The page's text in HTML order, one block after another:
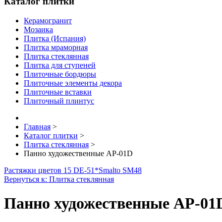
Керамогранит
Мозаика
Плитка (Испания)
Плитка мраморная
Плитка стеклянная
Плитка для ступеней
Плиточные бордюры
Плиточные элементы декора
Плиточные вставки
Плиточный плинтус
Главная >
Каталог плитки >
Плитка стеклянная >
Панно художественные AP-01D
Растяжки цветов 15 DE-51*Smalto SM48
Вернуться к: Плитка стеклянная
Панно художественные AP-